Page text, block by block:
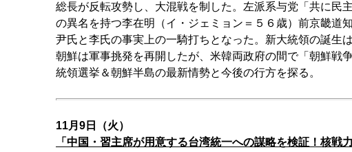
総長が反転攻勢し、大混戦を制した。左派系与党「共に民
の異名を持つ李在明（イ・ジェミョン＝５６歳）前京畿道
尹氏と李氏の事実上の一騎打ちとなった。新大統領の誕生
朝鮮は軍事挑発を再開したが、米韓両政府の間で「朝鮮戦
統領選挙＆朝鮮半島の最新情勢と今後の行方を探る。
11月9日（火）
「中国・習主席が用意する台湾統一への謀略を検証！核戦